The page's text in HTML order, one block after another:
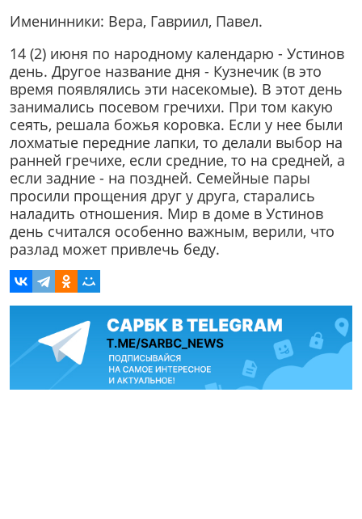
Именинники: Вера, Гавриил, Павел.
14 (2) июня по народному календарю - Устинов
день. Другое название дня - Кузнечик (в это
время появлялись эти насекомые). В этот день
занимались посевом гречихи. При том какую
сеять, решала божья коровка. Если у нее были
лохматые передние лапки, то делали выбор на
ранней гречихе, если средние, то на средней, а
если задние - на поздней. Семейные пары
просили прощения друг у друга, старались
наладить отношения. Мир в доме в Устинов
день считался особенно важным, верили, что
разлад может привлечь беду.